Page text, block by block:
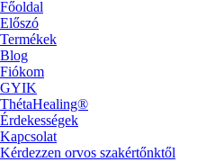
Főoldal
Előszó
Termékek
Blog
Fiókom
GYIK
ThétaHealing®
Érdekességek
Kapcsolat
Kérdezzen orvos szakértőnktől